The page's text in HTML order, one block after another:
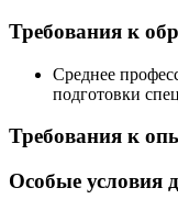
Требования к
Среднее
подготовки
Требования к
Особые условия